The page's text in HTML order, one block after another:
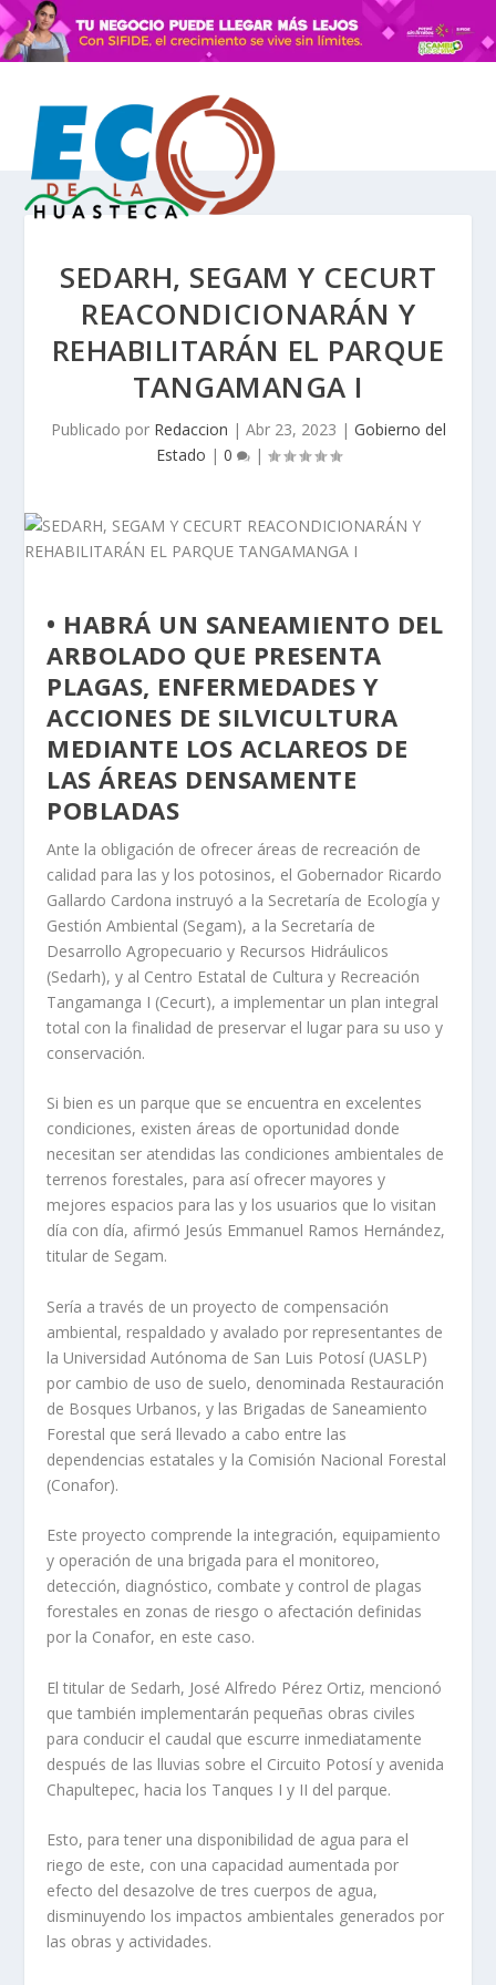
SEDARH, SEGAM Y CECURT
REACONDICIONARÁN Y
REHABILITARÁN EL PARQUE
TANGAMANGA I
Publicado por Redaccion | Abr 23, 2023 | Gobierno del
Estado | 0 |
• HABRÁ UN SANEAMIENTO DEL
ARBOLADO QUE PRESENTA
PLAGAS, ENFERMEDADES Y
ACCIONES DE SILVICULTURA
MEDIANTE LOS ACLAREOS DE
LAS ÁREAS DENSAMENTE
POBLADAS
Ante la obligación de ofrecer áreas de recreación de
calidad para las y los potosinos, el Gobernador Ricardo
Gallardo Cardona instruyó a la Secretaría de Ecología y
Gestión Ambiental (Segam), a la Secretaría de
Desarrollo Agropecuario y Recursos Hidráulicos
(Sedarh), y al Centro Estatal de Cultura y Recreación
Tangamanga I (Cecurt), a implementar un plan integral
total con la finalidad de preservar el lugar para su uso y
conservación.
Si bien es un parque que se encuentra en excelentes
condiciones, existen áreas de oportunidad donde
necesitan ser atendidas las condiciones ambientales de
terrenos forestales, para así ofrecer mayores y
mejores espacios para las y los usuarios que lo visitan
día con día, afirmó Jesús Emmanuel Ramos Hernández,
titular de Segam.
Sería a través de un proyecto de compensación
ambiental, respaldado y avalado por representantes de
la Universidad Autónoma de San Luis Potosí (UASLP)
por cambio de uso de suelo, denominada Restauración
de Bosques Urbanos, y las Brigadas de Saneamiento
Forestal que será llevado a cabo entre las
dependencias estatales y la Comisión Nacional Forestal
(Conafor).
Este proyecto comprende la integración, equipamiento
y operación de una brigada para el monitoreo,
detección, diagnóstico, combate y control de plagas
forestales en zonas de riesgo o afectación definidas
por la Conafor, en este caso.
El titular de Sedarh, José Alfredo Pérez Ortiz, mencionó
que también implementarán pequeñas obras civiles
para conducir el caudal que escurre inmediatamente
después de las lluvias sobre el Circuito Potosí y avenida
Chapultepec, hacia los Tanques I y II del parque.
Esto, para tener una disponibilidad de agua para el
riego de este, con una capacidad aumentada por
efecto del desazolve de tres cuerpos de agua,
disminuyendo los impactos ambientales generados por
las obras y actividades.